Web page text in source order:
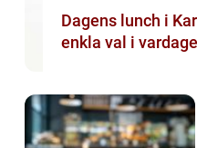
Dagens lunch i
enkla val i